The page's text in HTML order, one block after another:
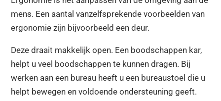
mens. Een aantal vanzelfsprekende voorbeelden van
ergonomie zijn bijvoorbeeld een deur.
Deze draait makkelijk open. Een boodschappen kar,
helpt u veel boodschappen te kunnen dragen. Bij
werken aan een bureau heeft u een bureaustoel die u
helpt bewegen en voldoende ondersteuning geeft.